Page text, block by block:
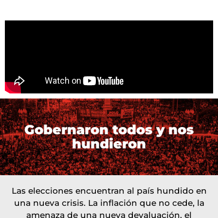
Gobernaron todos y nos
hundieron
Las elecciones encuentran al país hundido en
una nueva crisis. La inflación que no cede, la
amenaza de una nueva devaluación, el